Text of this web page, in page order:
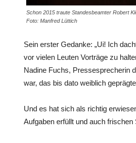
Schon 2015 traute Standesbeamter Robert
Foto: Manfred Lüttich
Sein erster Gedanke: „Ui! Ich
vor vielen Leuten Vorträge zu
Nadine Fuchs, Pressesprecherin
war, das bis dato weiblich
Und es hat sich als richtig
Aufgaben erfüllt und auch